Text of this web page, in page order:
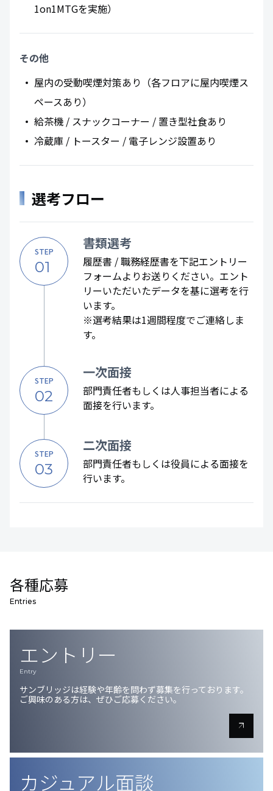
1on1MTGを実施）
その他
屋内の受動喫煙対策あり（各フロアに屋内喫煙ス
ペースあり）
給茶機 / スナックコーナー / 置き型社食あり
冷蔵庫 / トースター / 電子レンジ設置あり
選考フロー
STEP
01
書類選考
履歴書 / 職務経歴書を下記エントリー
フォームよりお送りください。エント
リーいただいたデータを基に選考を行
います。
※選考結果は1週間程度でご連絡しま
す。
STEP
02
一次面接
部門責任者もしくは人事担当者による
面接を行います。
STEP
03
二次面接
部門責任者もしくは役員による面接を
行います。
各種応募
Entries
エントリー
Entry
サンブリッジは経験や年齢を問わず募集を行っております。
ご興味のある方は、ぜひご応募ください。
arrow_outward
カジュアル面談